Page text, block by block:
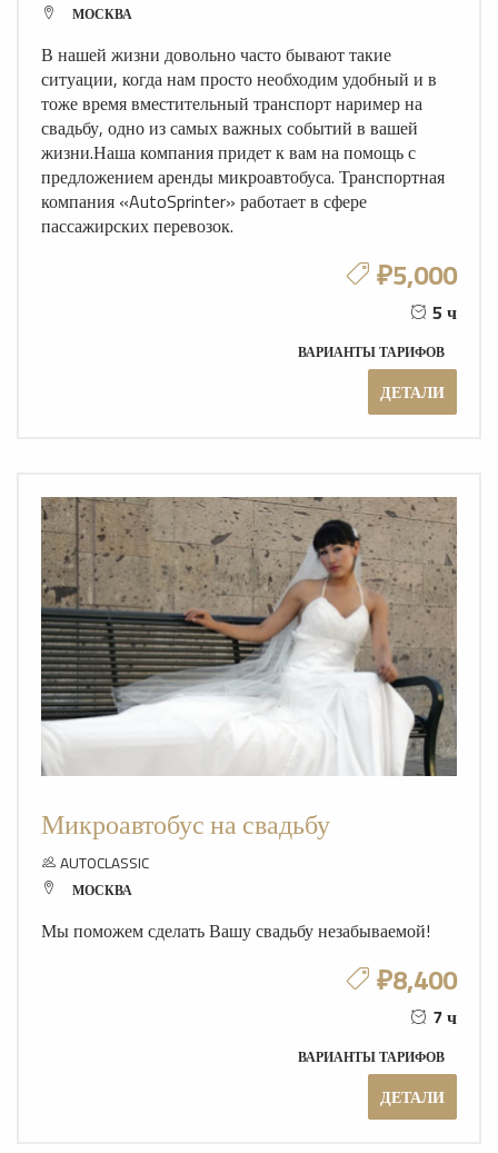
МОСКВА
В нашей жизни довольно часто бывают такие
ситуации, когда нам просто необходим удобный и в
тоже время вместительный транспорт наример на
свадьбу, одно из самых важных событий в вашей
жизни.Наша компания придет к вам на помощь с
предложением аренды микроавтобуса. Транспортная
компания «AutoSprinter» работает в сфере
пассажирских перевозок.
₽5,000
5 ч
ВАРИАНТЫ ТАРИФОВ
ДЕТАЛИ
Микроавтобус на свадьбу
AUTOCLASSIC
МОСКВА
Мы поможем сделать Вашу свадьбу незабываемой!
₽8,400
7 ч
ВАРИАНТЫ ТАРИФОВ
ДЕТАЛИ